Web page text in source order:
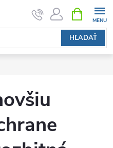
HĽADAŤ
KOŠÍK